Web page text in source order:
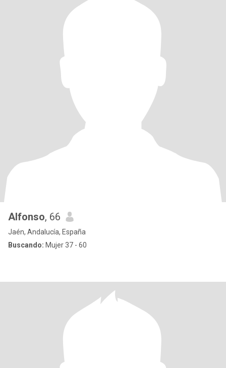
Alfonso, 66
Jaén, Andalucía, España
Buscando: Mujer 37 - 60